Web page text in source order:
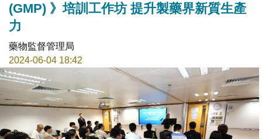
(GMP) 》培訓工作坊 提升製藥界新質生產
力
藥物監督管理局
2024-06-04 18:42